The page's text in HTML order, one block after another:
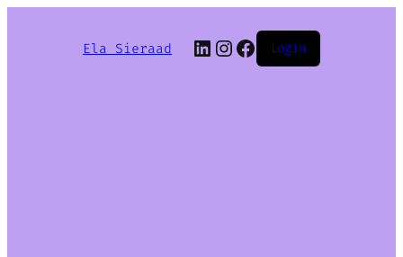
Ela Sieraad LinkedIn
Instagram
Facebook
Login